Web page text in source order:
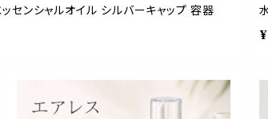
ンシャルオイル シルバーキャップ 容器